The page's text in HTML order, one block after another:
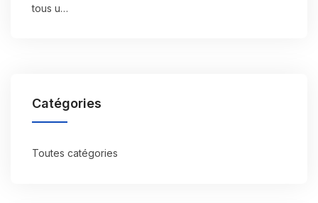
tous u…
Catégories
Toutes catégories